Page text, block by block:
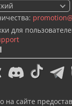
на сайте
для